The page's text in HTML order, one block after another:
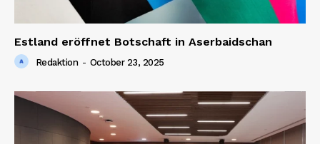
Estland eröffnet Botschaft in Aserbaidschan
Redaktion - October 23, 2025